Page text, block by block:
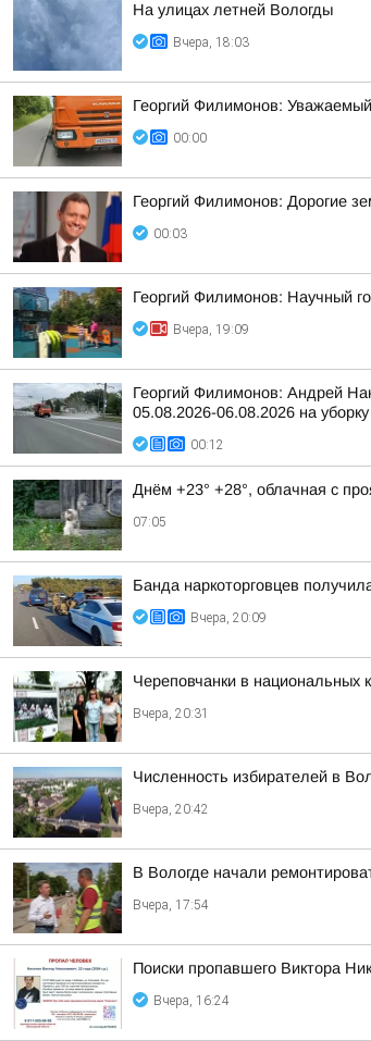
На улицах летней Вологды
Вчера, 18:03
Георгий Филимонов:
00:00
Георгий Филимонов: Дорогие
00:03
Георгий Филимонов: Научный
Вчера, 19:09
Георгий Филимонов: Андрей
05.08.2026-06.08.2026 на
00:12
Днём +23° +28°, облачная с
07:05
Банда наркоторговцев
Вчера, 20:09
Череповчанки в национальных
Вчера, 20:31
Численность избирателей в
Вчера, 20:42
В Вологде начали
Вчера, 17:54
Поиски пропавшего Виктора
Вчера, 16:24